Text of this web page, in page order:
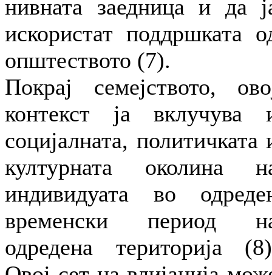
нивната заедница и да
искористат поддршката
општеството (7).
Покрај семејството,
контекст ја вклучува
социјалната, политичката
културната околина
индивидуата во
временски период
одредена територија